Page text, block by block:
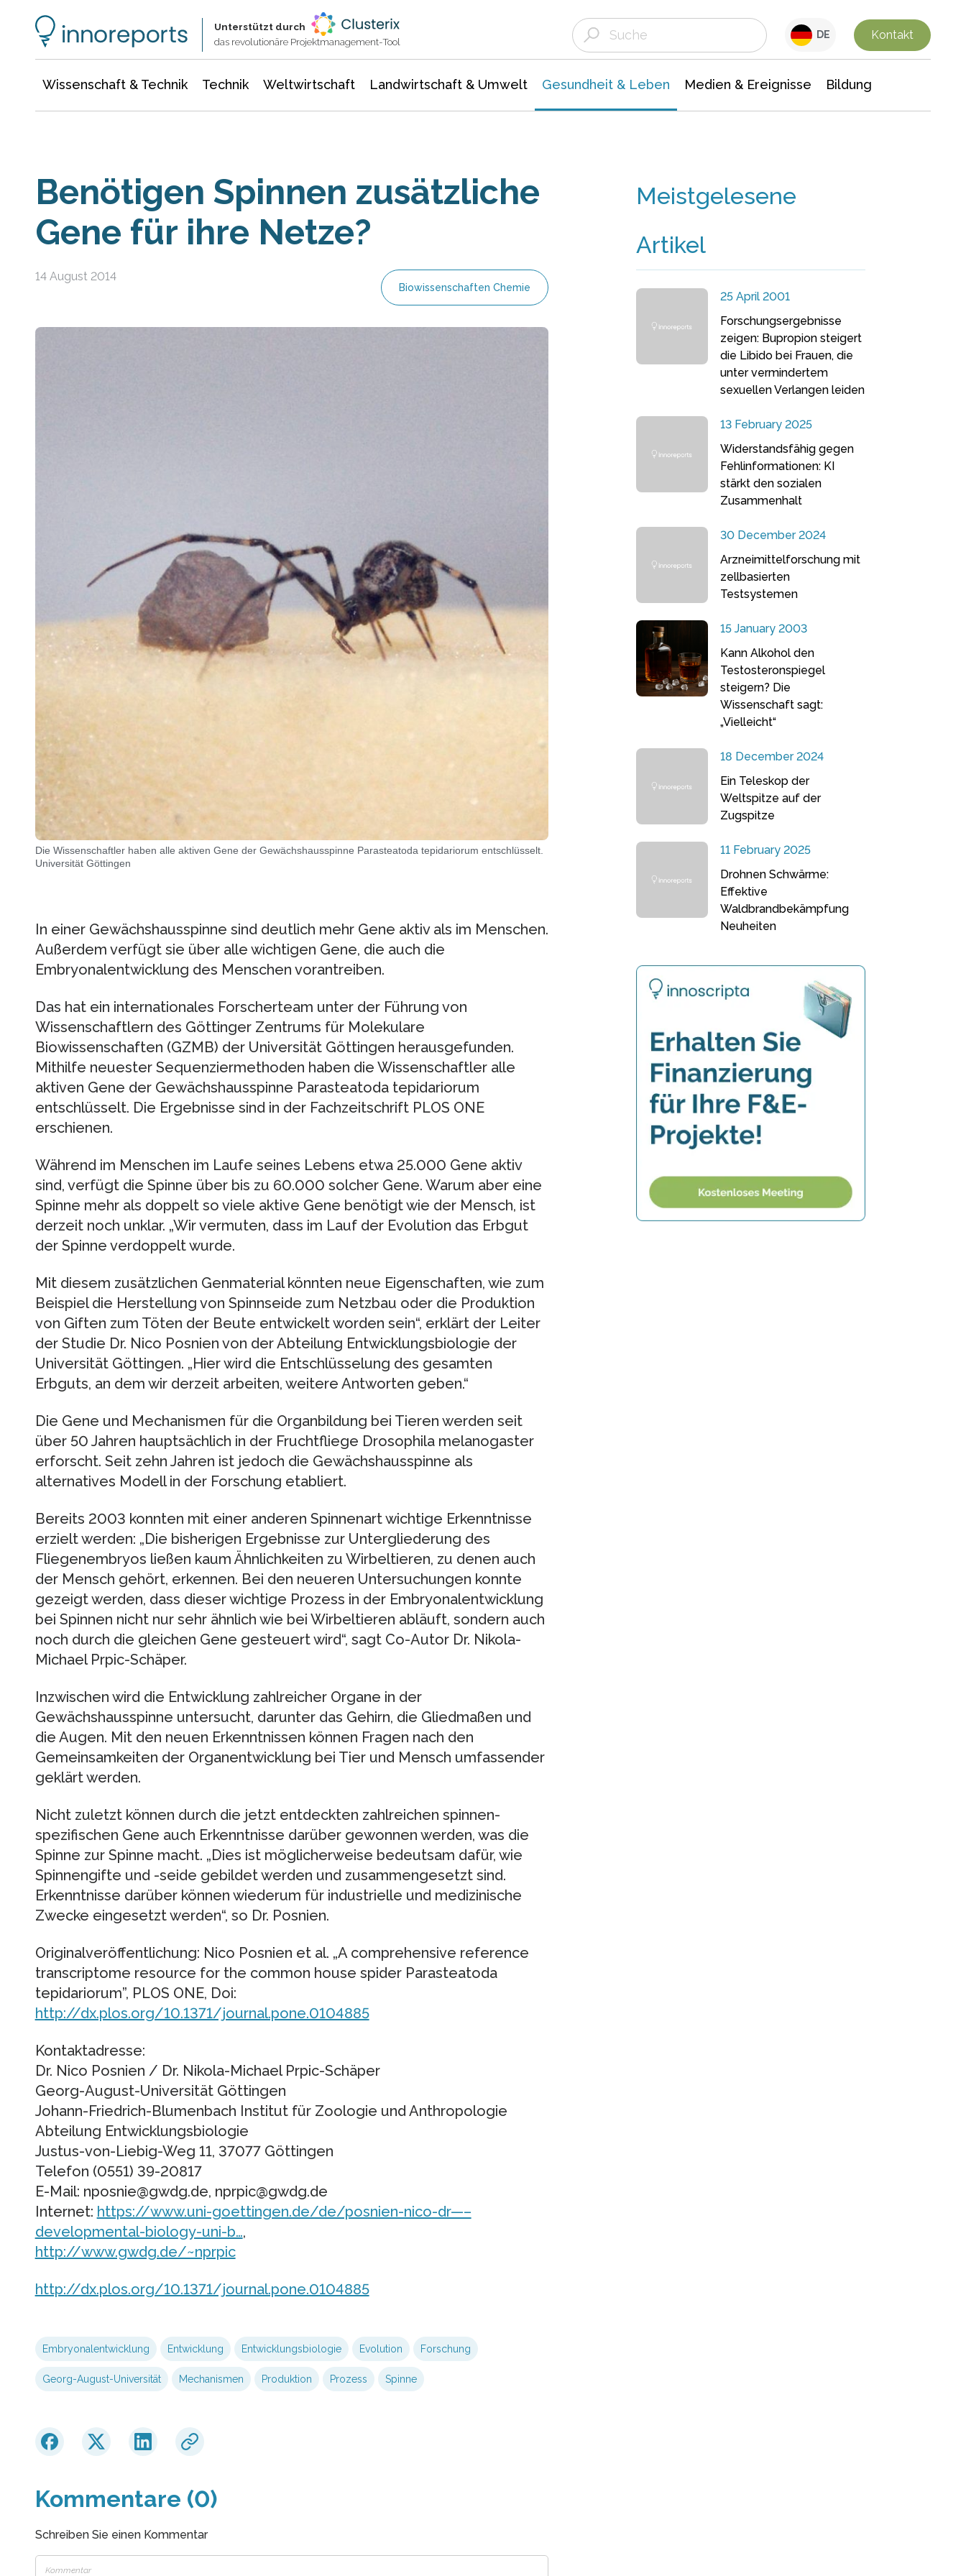
Unterstützt durch
das revolutionäre Projektmanagement-Tool
DE Kontakt
Wissenschaft & Technik Technik Weltwirtschaft Landwirtschaft & Umwelt Gesundheit & Leben Medien & Ereignisse Bildung
Benötigen Spinnen zusätzliche
Gene für ihre Netze?
14 August 2014
Biowissenschaften Chemie
Die Wissenschaftler haben alle aktiven Gene der Gewächshausspinne Parasteatoda tepidariorum entschlüsselt.
Universität Göttingen
In einer Gewächshausspinne sind deutlich mehr Gene aktiv als im Menschen.
Außerdem verfügt sie über alle wichtigen Gene, die auch die
Embryonalentwicklung des Menschen vorantreiben.
Das hat ein internationales Forscherteam unter der Führung von
Wissenschaftlern des Göttinger Zentrums für Molekulare
Biowissenschaften (GZMB) der Universität Göttingen herausgefunden.
Mithilfe neuester Sequenziermethoden haben die Wissenschaftler alle
aktiven Gene der Gewächshausspinne Parasteatoda tepidariorum
entschlüsselt. Die Ergebnisse sind in der Fachzeitschrift PLOS ONE
erschienen.
Während im Menschen im Laufe seines Lebens etwa 25.000 Gene aktiv
sind, verfügt die Spinne über bis zu 60.000 solcher Gene. Warum aber eine
Spinne mehr als doppelt so viele aktive Gene benötigt wie der Mensch, ist
derzeit noch unklar. „Wir vermuten, dass im Lauf der Evolution das Erbgut
der Spinne verdoppelt wurde.
Mit diesem zusätzlichen Genmaterial könnten neue Eigenschaften, wie zum
Beispiel die Herstellung von Spinnseide zum Netzbau oder die Produktion
von Giften zum Töten der Beute entwickelt worden sein“, erklärt der Leiter
der Studie Dr. Nico Posnien von der Abteilung Entwicklungsbiologie der
Universität Göttingen. „Hier wird die Entschlüsselung des gesamten
Erbguts, an dem wir derzeit arbeiten, weitere Antworten geben.“
Die Gene und Mechanismen für die Organbildung bei Tieren werden seit
über 50 Jahren hauptsächlich in der Fruchtfliege Drosophila melanogaster
erforscht. Seit zehn Jahren ist jedoch die Gewächshausspinne als
alternatives Modell in der Forschung etabliert.
Bereits 2003 konnten mit einer anderen Spinnenart wichtige Erkenntnisse
erzielt werden: „Die bisherigen Ergebnisse zur Untergliederung des
Fliegenembryos ließen kaum Ähnlichkeiten zu Wirbeltieren, zu denen auch
der Mensch gehört, erkennen. Bei den neueren Untersuchungen konnte
gezeigt werden, dass dieser wichtige Prozess in der Embryonalentwicklung
bei Spinnen nicht nur sehr ähnlich wie bei Wirbeltieren abläuft, sondern auch
noch durch die gleichen Gene gesteuert wird“, sagt Co-Autor Dr. Nikola-
Michael Prpic-Schäper.
Inzwischen wird die Entwicklung zahlreicher Organe in der
Gewächshausspinne untersucht, darunter das Gehirn, die Gliedmaßen und
die Augen. Mit den neuen Erkenntnissen können Fragen nach den
Gemeinsamkeiten der Organentwicklung bei Tier und Mensch umfassender
geklärt werden.
Nicht zuletzt können durch die jetzt entdeckten zahlreichen spinnen-
spezifischen Gene auch Erkenntnisse darüber gewonnen werden, was die
Spinne zur Spinne macht. „Dies ist möglicherweise bedeutsam dafür, wie
Spinnengifte und -seide gebildet werden und zusammengesetzt sind.
Erkenntnisse darüber können wiederum für industrielle und medizinische
Zwecke eingesetzt werden“, so Dr. Posnien.
Originalveröffentlichung: Nico Posnien et al. „A comprehensive reference
transcriptome resource for the common house spider Parasteatoda
tepidariorum”, PLOS ONE, Doi:
http://dx.plos.org/10.1371/journal.pone.0104885
Kontaktadresse:
Dr. Nico Posnien / Dr. Nikola-Michael Prpic-Schäper
Georg-August-Universität Göttingen
Johann-Friedrich-Blumenbach Institut für Zoologie und Anthropologie
Abteilung Entwicklungsbiologie
Justus-von-Liebig-Weg 11, 37077 Göttingen
Telefon (0551) 39-20817
E-Mail: nposnie@gwdg.de, nprpic@gwdg.de
Internet: https://www.uni-goettingen.de/de/posnien-nico-dr—–
developmental-biology-uni-b…,
http://www.gwdg.de/~nprpic
http://dx.plos.org/10.1371/journal.pone.0104885
Embryonalentwicklung Entwicklung Entwicklungsbiologie Evolution Forschung
Georg-August-Universität Mechanismen Produktion Prozess Spinne
Kommentare (0)
Schreiben Sie einen Kommentar
Meistgelesene
Artikel
25 April 2001
Forschungsergebnisse
zeigen: Bupropion steigert
die Libido bei Frauen, die
unter vermindertem
sexuellen Verlangen leiden
13 February 2025
Widerstandsfähig gegen
Fehlinformationen: KI
stärkt den sozialen
Zusammenhalt
30 December 2024
Arzneimittelforschung mit
zellbasierten
Testsystemen
15 January 2003
Kann Alkohol den
Testosteronspiegel
steigern? Die
Wissenschaft sagt:
„Vielleicht“
18 December 2024
Ein Teleskop der
Weltspitze auf der
Zugspitze
11 February 2025
Drohnen Schwärme:
Effektive
Waldbrandbekämpfung
Neuheiten